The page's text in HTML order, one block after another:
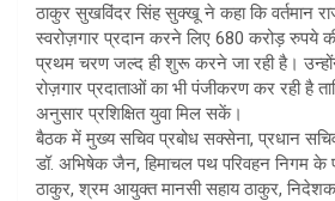
ठाकुर सुखविंदर सिंह सुक्खू ने कहा कि वर्तमान
स्वरोज़गार प्रदान करने लिए 680 करोड़ रुपये
प्रथम चरण जल्द ही शुरू करने जा रही है।
रोज़गार प्रदाताओं का भी पंजीकरण कर रही है
अनुसार प्रशिक्षित युवा मिल सकें।
बैठक में मुख्य सचिव प्रबोध सक्सेना, प्रधान
डॉ. अभिषेक जैन, हिमाचल पथ परिवहन निगम
ठाकुर, श्रम आयुक्त मानसी सहाय ठाकुर,